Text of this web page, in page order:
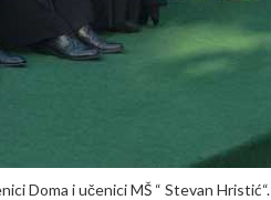
Doma i učenici MŠ “ Stevan Hristić“.